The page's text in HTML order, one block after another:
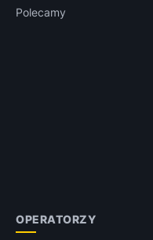
Polecamy
OPERATORZY